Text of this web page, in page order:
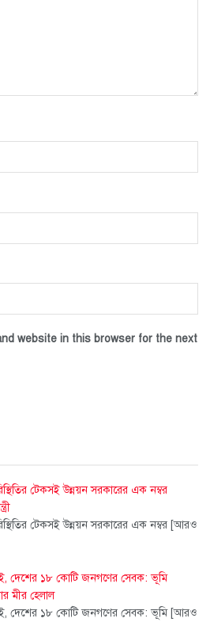
website in this browser for the next
টেকসই উন্নয়ন সরকারের এক নম্বর
টেকসই উন্নয়ন সরকারের এক নম্বর [আরও
দেশের ১৮ কোটি জনগণের সেবক: ভূমি
মীর হেলাল
দেশের ১৮ কোটি জনগণের সেবক: ভূমি [আরও